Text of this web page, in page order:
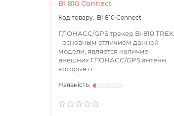
BI 810 Connect
BI 810 Connect
ГЛОНАСС/GPS трекер BI 810 TREK
- основным отличием данной
модели, является наличие
внешних ГЛОНАСС/GPS антенн,
которые п..